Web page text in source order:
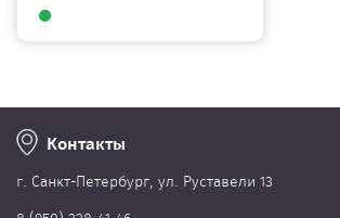
Контакты
г. Cанкт-Петербург, ул. Руставели 13